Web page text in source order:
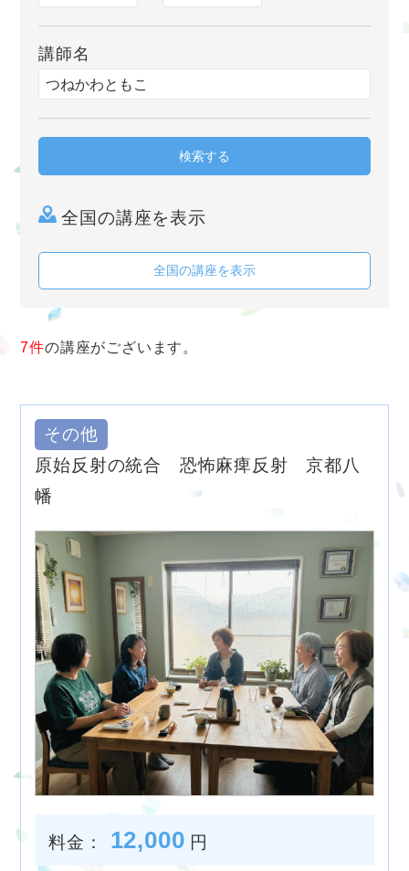
講師名
検索する
全国の講座を表示
全国の講座を表示
7件の講座がございます。
その他
原始反射の統合 恐怖麻痺反射 京都八
幡
料金： 12,000 円